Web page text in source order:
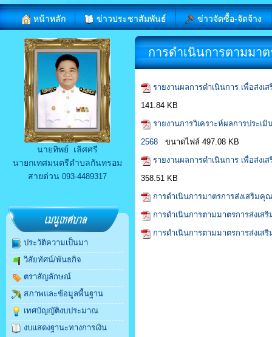
หน้าหลัก ข่าวประชาสัมพันธ์ ข่าวจัดซื้อ-จัดจ้าง
นายทิพย์ เลิศศรี
นายกเทศมนตรีตำบลกันทรอม
สายด่วน 093-4489317
ประวัติความเป็นมา
วิสัยทัศน์/พันธกิจ
ตราสัญลักษณ์
สภาพและข้อมูลพื้นฐาน
เทศบัญญัติงบประมาณ
งบแสดงฐานะทางการเงิน
การดำเนินการตามมา
รายงานผลการดำเนินการ เพื่อส่ง
141.84 KB
รายงานการวิเคราะห์ผลการประ
2568
ขนาดไฟล์ 497.08 KB
รายงานผลการดำเนินการ เพื่อส่ง
358.51 KB
การดำเนินการมาตรการส่งเสริม
การดำเนินการตามมาตรการส่งเ
การดำเนินการตามมาตรการส่งเ